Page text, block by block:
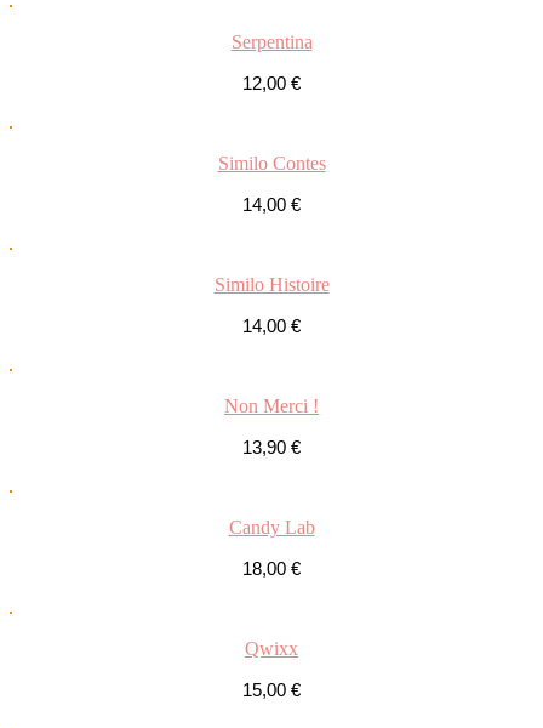
Serpentina
12,00 €
Similo Contes
14,00 €
Similo Histoire
14,00 €
Non Merci !
13,90 €
Candy Lab
18,00 €
Qwixx
15,00 €